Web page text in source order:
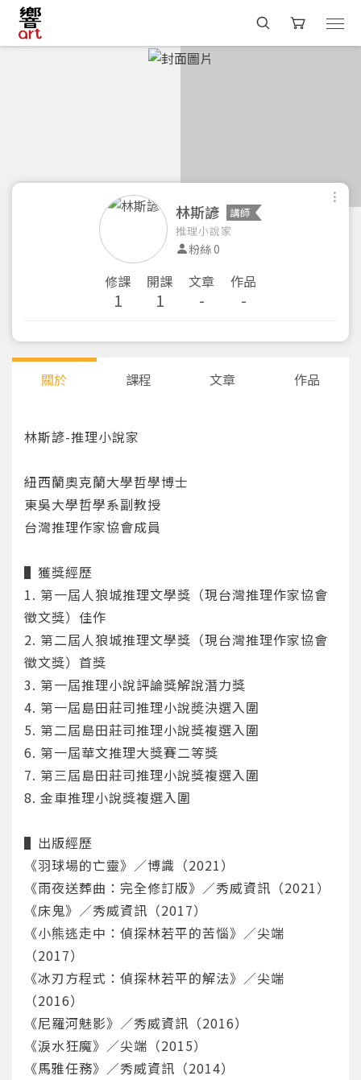
您將收到一封Email，請依照信件中的指示重新登
入。
點擊下方「確定」將前一位使用者強制登出。
確定
林斯諺 講師
推理小說家
粉絲 0
修課
1
開課
1
文章
-
作品
-
關於 課程 文章 作品
林斯諺-推理小說家
紐西蘭奧克蘭大學哲學博士
東吳大學哲學系副教授
台灣推理作家協會成員
▌獲獎經歷
1. 第一屆人狼城推理文學獎（現台灣推理作家協會
徵文獎）佳作
2. 第二屆人狼城推理文學獎（現台灣推理作家協會
徵文獎）首獎
3. 第一屆推理小說評論獎解說潛力獎
4. 第一屆島田莊司推理小說奬決選入圍
5. 第二屆島田莊司推理小說獎複選入圍
6. 第一屆華文推理大獎賽二等獎
7. 第三屆島田莊司推理小說獎複選入圍
8. 金車推理小說獎複選入圍
▌出版經歷
《羽球場的亡靈》／博識（2021）
《雨夜送葬曲：完全修訂版》／秀威資訊（2021）
《床鬼》／秀威資訊（2017）
《小熊逃走中：偵探林若平的苦惱》／尖端
（2017）
《冰刃方程式：偵探林若平的解法》／尖端
（2016）
《尼羅河魅影》／秀威資訊（2016）
《淚水狂魔》／尖端（2015）
《馬雅任務》／秀威資訊（2014）